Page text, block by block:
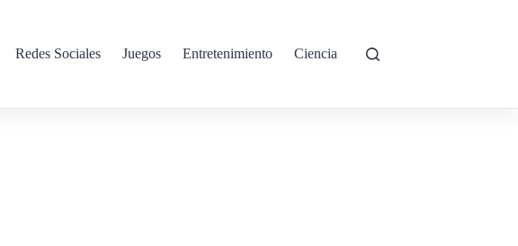
Redes Sociales Juegos Entretenimiento Ciencia